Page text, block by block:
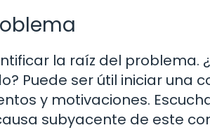
la raíz del problema.
Puede ser útil iniciar una
y motivaciones.
subyacente de este